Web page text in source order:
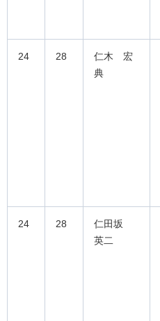
24 28
仁木 宏
典
24 28
仁田坂
英二